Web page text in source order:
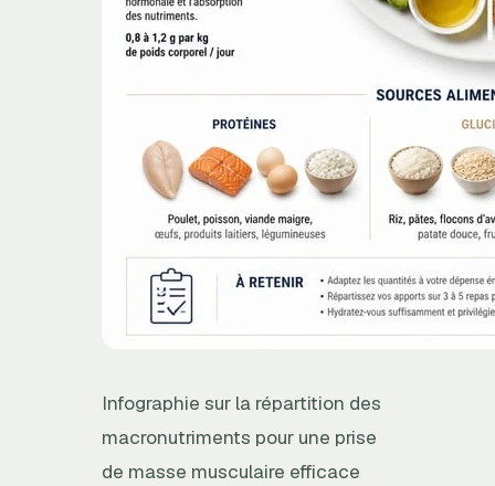
Infographie sur la répartition des
macronutriments pour une prise
de masse musculaire efficace